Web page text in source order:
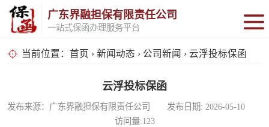
广东界融担保有限责任公司
一站式保函办理服务平台
当前位置： 首页 › 新闻动态 › 公司新闻 › 云浮投标保函
云浮投标保函
发布来源：广东界融担保有限责任公司 发布日期: 2026-05-10
访问量:123
保函办理
全品类供应链投